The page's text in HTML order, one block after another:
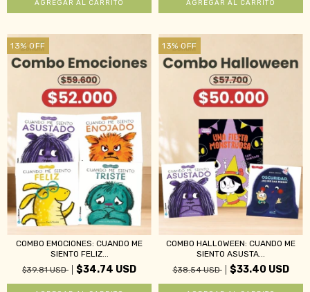
13% OFF
COMBO EMOCIONES: CUANDO ME
SIENTO FELIZ...
$39.81 USD
$34.74 USD
13% OFF
COMBO HALLOWEEN: CUANDO ME
SIENTO ASUSTA...
$38.54 USD
$33.40 USD